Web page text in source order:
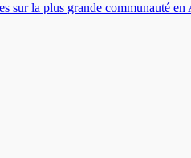
la plus grande communauté